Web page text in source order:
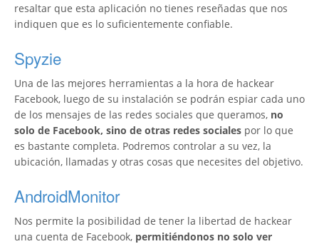
resaltar que esta aplicación no tienes reseñadas que nos
indiquen que es lo suficientemente confiable.
Spyzie
Una de las mejores herramientas a la hora de hackear
Facebook, luego de su instalación se podrán espiar cada uno
de los mensajes de las redes sociales que queramos, no
solo de Facebook, sino de otras redes sociales por lo que
es bastante completa. Podremos controlar a su vez, la
ubicación, llamadas y otras cosas que necesites del objetivo.
AndroidMonitor
Nos permite la posibilidad de tener la libertad de hackear
una cuenta de Facebook, permitiéndonos no solo ver